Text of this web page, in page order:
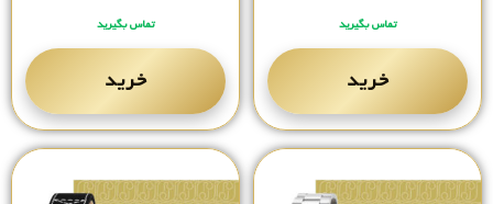
تماس بگیرید
خرید
تماس بگیرید
خرید